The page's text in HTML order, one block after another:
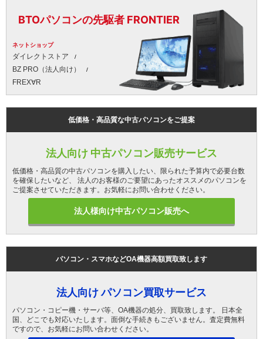
BTOパソコンの先駆者 FRONTIER
ネットショップ
ダイレクトストア
BZ PRO（法人向け）
FREX∀R
低価格・高品質な中古パソコンをご提案
法人向け 中古パソコン販売サービス
低価格・高品質の中古パソコンを購入したい、限られた予算内で必要台数
を確保したいなど、 法人のお客様のご要望にあったオススメのパソコンを
ご提案させていただきます。お気軽にお問い合わせください。
法人様向け中古パソコン販売へ
パソコン・スマホなどOA機器高額買取致します
法人向け パソコン買取サービス
パソコン・コピー機・サーバ等、OA機器の処分、買取致します。 日本全
国、どこでも対応いたします。面倒な手続きもございません。査定費無料
ですので、お気軽にお問い合わせください。